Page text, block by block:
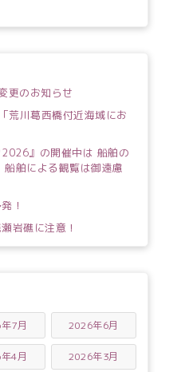
更のお知らせ
川葛西橋付近海域にお
』の開催中は 船舶の
舶による観覧は御遠慮
！
岩礁に注意！
7月 2026年6月
4月 2026年3月